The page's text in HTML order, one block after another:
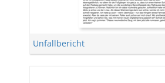
Unfallbericht